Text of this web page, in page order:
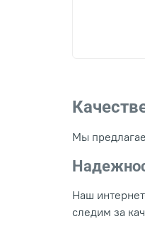
Мы
Наш
следим за